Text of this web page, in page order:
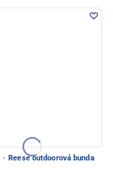
· Reese outdoorová bunda